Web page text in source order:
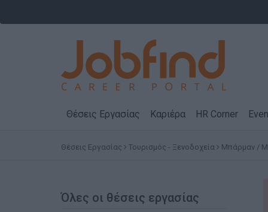
Θέσεις Εργασίας Καριέρα HR Corner
Θέσεις Εργασίας Τουρισμός - Ξενοδοχεία Μπάρμαν /
Όλες οι θέσεις εργασίας